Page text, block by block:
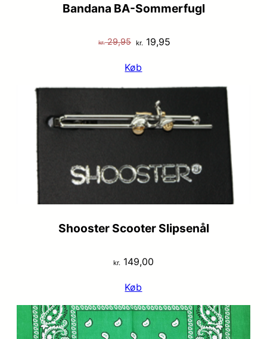
Bandana BA-Sommerfugl
kr.29,95 Den
pris
var:
kr. 29,95.
kr. 19,95
er:
Køb
Shooster Scooter Slipsenål
kr. 149,00
Køb